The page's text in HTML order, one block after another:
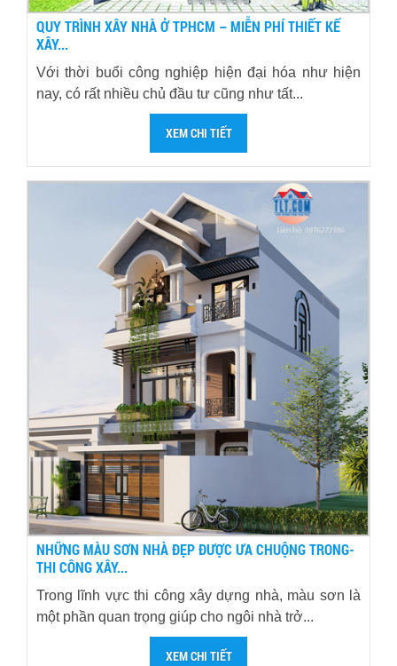
QUY TRÌNH XÂY NHÀ Ở TPHCM – MIỄN PHÍ THIẾT KẾ
XÂY...
Với thời buổi công nghiệp hiện đại hóa như hiện
nay, có rất nhiều chủ đầu tư cũng như tất...
XEM CHI TIẾT
NHỮNG MÀU SƠN NHÀ ĐẸP ĐƯỢC ƯA CHUỘNG TRONG-
THI CÔNG XÂY...
Trong lĩnh vực thi công xây dựng nhà, màu sơn là
một phần quan trọng giúp cho ngôi nhà trở...
XEM CHI TIẾT